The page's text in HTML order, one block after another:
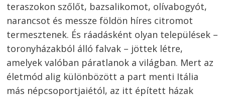
teraszokon szőlőt, bazsalikomot, olívabogyót,
narancsot és messze földön híres citromot
termesztenek. És ráadásként olyan települések –
toronyházakból álló falvak – jöttek létre,
amelyek valóban páratlanok a világban. Mert az
életmód alig különbözött a part menti Itália
más népcsoportjaiétól, az itt épített házak